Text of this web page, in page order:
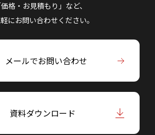
価格・お見積もり」など、
にお問い合わせください。
メールでお問い合わせ
資料ダウンロード